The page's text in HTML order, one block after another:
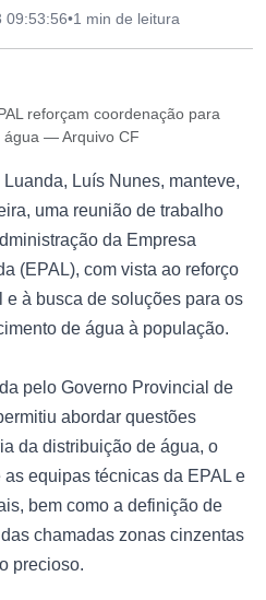
09:53:56•1 min de leitura
reforçam coordenação para
água — Arquivo CF
Luís Nunes, manteve,
uma reunião de trabalho
da Empresa
(EPAL), com vista ao reforço
à busca de soluções para os
de água à população.
pelo Governo Provincial de
abordar questões
da distribuição de água, o
equipas técnicas da EPAL e
bem como a definição de
chamadas zonas cinzentas
precioso.